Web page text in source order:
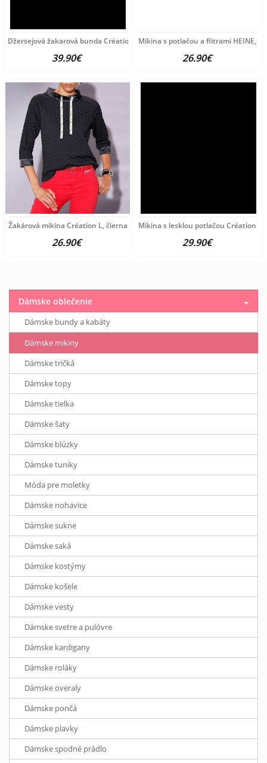
Džersejová žakarová bunda Création L, čierno-piesková
39.90€
Mikina s potlačou a flitrami HEINE,
26.90€
Žakárová mikina Création L, čierna
26.90€
Mikina s lesklou potlačou Création L,
29.90€
Dámske oblečenie
Dámske bundy a kabáty
Dámske mikiny
Dámske tričká
Dámske topy
Dámske tielka
Dámske šaty
Dámske blúzky
Dámske tuniky
Móda pre moletky
Dámske nohavice
Dámske sukne
Dámske saká
Dámske kostýmy
Dámske košele
Dámske vesty
Dámske svetre a pulóvre
Dámske kardigany
Dámske roláky
Dámske overaly
Dámske pončá
Dámske plavky
Dámske spodné prádlo